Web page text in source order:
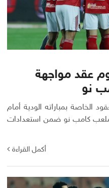
عقد مواجهة
نو
الخاصة بمباراته الودية أمام
كامب نو ضمن استعدادات
أكمل القراءة